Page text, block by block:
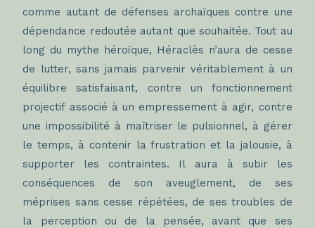
comme autant de défenses archaïques contre une
dépendance redoutée autant que souhaitée. Tout au
long du mythe héroïque, Héraclès n’aura de cesse
de lutter, sans jamais parvenir véritablement à un
équilibre satisfaisant, contre un fonctionnement
projectif associé à un empressement à agir, contre
une impossibilité à maîtriser le pulsionnel, à gérer
le temps, à contenir la frustration et la jalousie, à
supporter les contraintes. Il aura à subir les
conséquences de son aveuglement, de ses
méprises sans cesse répétées, de ses troubles de
la perception ou de la pensée, avant que ses